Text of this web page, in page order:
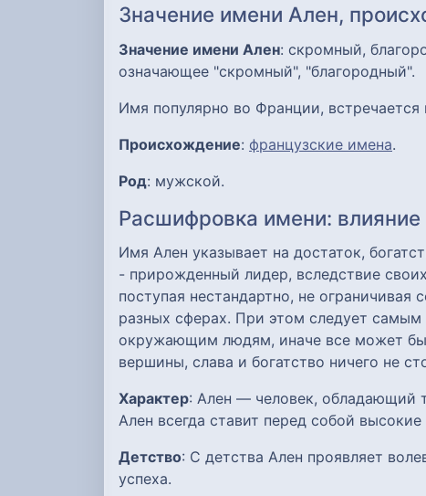
Значение имени Ален,
Значение имени Ален: скромный,
означающее "скромный", "благородный".
Имя популярно во Франции,
Происхождение: французские имена.
Род: мужской.
Расшифровка имени: влияние
Имя Ален указывает на достаток,
- прирожденный лидер, вследствие
поступая нестандартно, не
разных сферах. При этом следует
окружающим людям, иначе все может
вершины, слава и богатство ничего не
Характер: Ален — человек, обладающий
Ален всегда ставит перед собой
Детство: С детства Ален проявляет
успеха.